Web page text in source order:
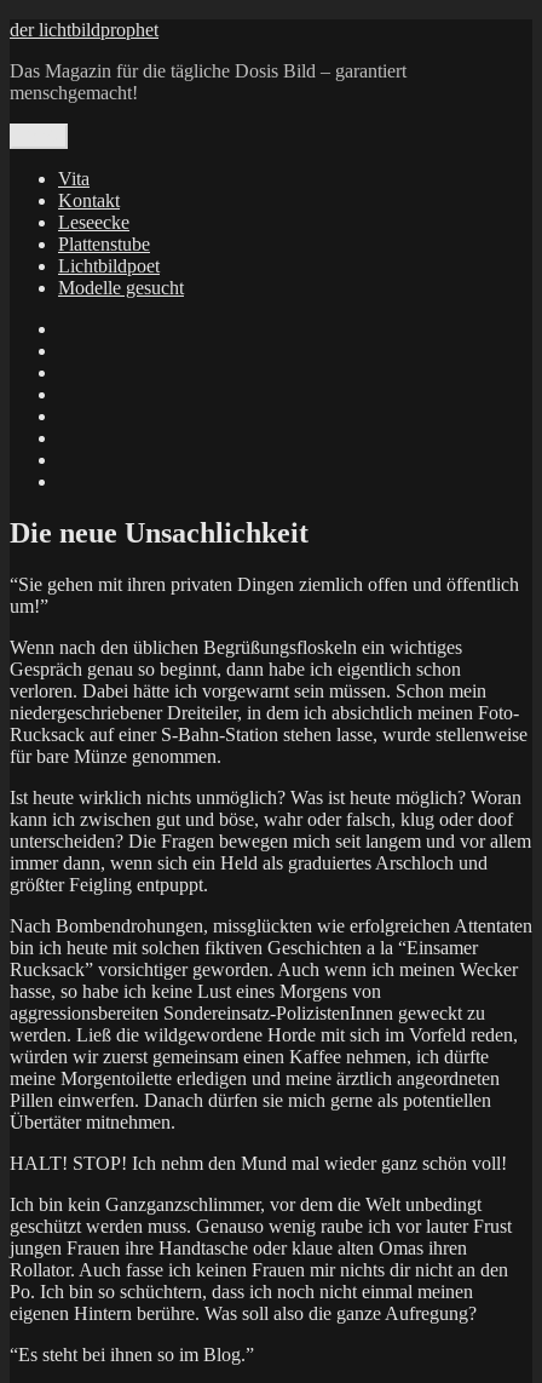
Zum
springen
der lichtbildprophet
Das Magazin für die tägliche Dosis Bild – garantiert
menschgemacht!
Vita
Kontakt
Leseecke
Plattenstube
Lichtbildpoet
Modelle gesucht
Die neue Unsachlichkeit
“Sie gehen mit ihren privaten Dingen ziemlich offen und öffentlich
um!”
Wenn nach den üblichen Begrüßungsfloskeln ein wichtiges
Gespräch genau so beginnt, dann habe ich eigentlich schon
verloren. Dabei hätte ich vorgewarnt sein müssen. Schon mein
niedergeschriebener Dreiteiler, in dem ich absichtlich meinen Foto-
Rucksack auf einer S-Bahn-Station stehen lasse, wurde stellenweise
für bare Münze genommen.
Ist heute wirklich nichts unmöglich? Was ist heute möglich? Woran
kann ich zwischen gut und böse, wahr oder falsch, klug oder doof
unterscheiden? Die Fragen bewegen mich seit langem und vor allem
immer dann, wenn sich ein Held als graduiertes Arschloch und
größter Feigling entpuppt.
Nach Bombendrohungen, missglückten wie erfolgreichen Attentaten
bin ich heute mit solchen fiktiven Geschichten a la “Einsamer
Rucksack” vorsichtiger geworden. Auch wenn ich meinen Wecker
hasse, so habe ich keine Lust eines Morgens von
aggressionsbereiten Sondereinsatz-PolizistenInnen geweckt zu
werden. Ließ die wildgewordene Horde mit sich im Vorfeld reden,
würden wir zuerst gemeinsam einen Kaffee nehmen, ich dürfte
meine Morgentoilette erledigen und meine ärztlich angeordneten
Pillen einwerfen. Danach dürfen sie mich gerne als potentiellen
Übertäter mitnehmen.
HALT! STOP! Ich nehm den Mund mal wieder ganz schön voll!
Ich bin kein Ganzganzschlimmer, vor dem die Welt unbedingt
geschützt werden muss. Genauso wenig raube ich vor lauter Frust
jungen Frauen ihre Handtasche oder klaue alten Omas ihren
Rollator. Auch fasse ich keinen Frauen mir nichts dir nicht an den
Po. Ich bin so schüchtern, dass ich noch nicht einmal meinen
eigenen Hintern berühre. Was soll also die ganze Aufregung?
“Es steht bei ihnen so im Blog.”